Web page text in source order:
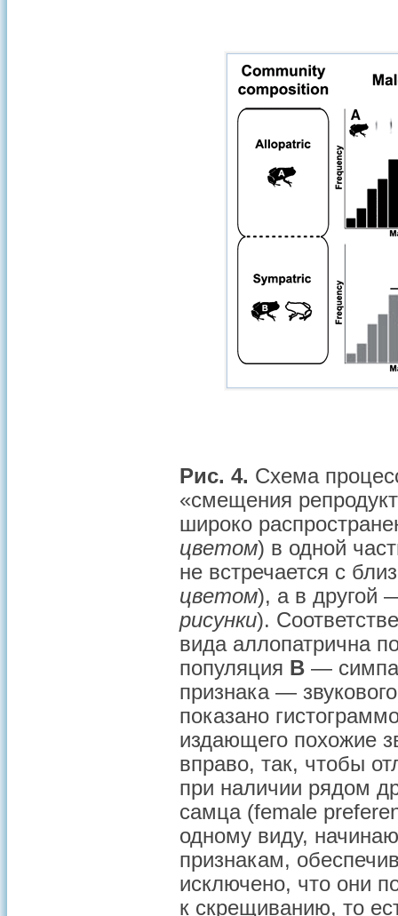
Рис. 4. Схема
«смещения
широко
цветом) в одной
не встречается с
цветом), а в другой
рисунки).
вида аллопатрична
популяция B —
признака —
показано
издающего похожие
вправо, так, чтобы
при наличии рядом
самца (female
одному виду,
признакам,
исключено, что они
к скрещиванию, то